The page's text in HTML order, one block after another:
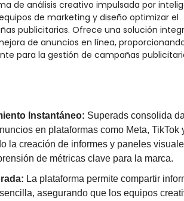
de análisis creativo impulsada por
de marketing y diseño optimizar el
publicitarias. Ofrece una solución
de anuncios en línea,
para la gestión de campañas
Instantáneo: Superads consolida
en plataformas como Meta, TikTok
la creación de informes y paneles
de métricas clave para la marca.
La plataforma permite compartir
asegurando que los equipos